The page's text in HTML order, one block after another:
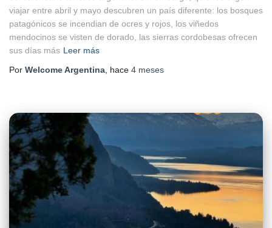
viajar entre abril y mayo descubren un país diferente: los bosques
patagónicos se incendian de ocres y rojos, los viñedos
mendocinos se visten de dorado, las sierras cordobesas ofrecen
sus días más Leer más
Por Welcome Argentina, hace 4 meses